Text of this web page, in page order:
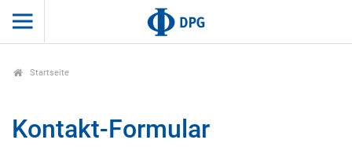
Startseite
Kontakt-Formular